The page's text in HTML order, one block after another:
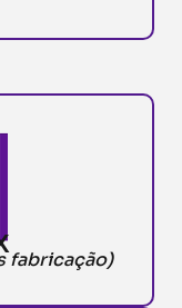
fabricação)